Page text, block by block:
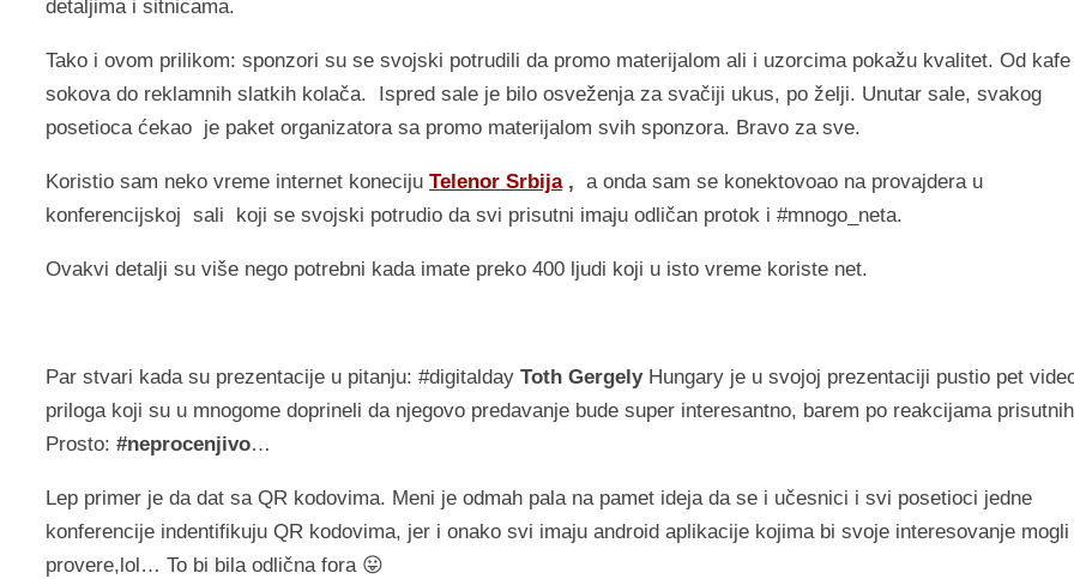
detaljima i sitnicama.
Tako i ovom prilikom: sponzori su se svojski potrudili da promo materijalom ali i uzorcima pokažu kvalitet. Od kafe
sokova do reklamnih slatkih kolača. Ispred sale je bilo osveženja za svačiji ukus, po želji. Unutar sale, svakog
posetioca ćekao je paket organizatora sa promo materijalom svih sponzora. Bravo za sve.
Koristio sam neko vreme internet koneciju Telenor Srbija, a onda sam se konektovoao na provajdera u
konferencijskoj sali koji se svojski potrudio da svi prisutni imaju odličan protok i #mnogo_neta.
Ovakvi detalji su više nego potrebni kada imate preko 400 ljudi koji u isto vreme koriste net.
Par stvari kada su prezentacije u pitanju: #digitalday Toth GergelyHungary je u svojoj prezentaciji pustio pet
priloga koji su u mnogome doprineli da njegovo predavanje bude super interesantno, barem po reakcijama
Prosto: #neprocenjivo…
Lep primer je da dat sa QR kodovima. Meni je odmah pala na pamet ideja da se i učesnici i svi posetioci jedne
konferencije indentifikuju QR kodovima, jer i onako svi imaju android aplikacije kojima bi svoje interesovanje mogli
provere,lol… To bi bila odlična fora 😛